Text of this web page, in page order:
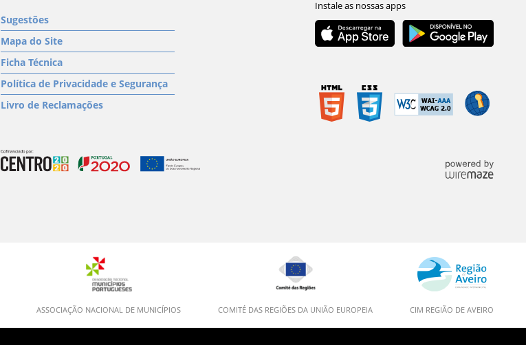
Sugestões
Mapa do Site
Ficha Técnica
Política de Privacidade e Segurança
Livro de Reclamações
ASSOCIAÇÃO NACIONAL DE MUNICÍPIOS COMITÉ DAS REGIÕES DA UNIÃO EUROPEIA CIM REGIÃO DE AVEIRO